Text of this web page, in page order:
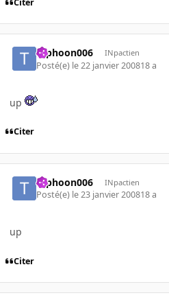
typhoon006 INpactien
Posté(e) le 22 janvier 200818 a
up
Citer
typhoon006 INpactien
Posté(e) le 23 janvier 200818 a
up
Citer